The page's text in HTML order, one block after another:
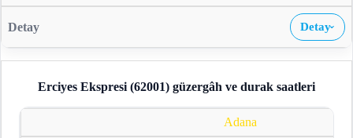
Detay›
Erciyes Ekspresi (62001) güzergâh ve durak saatleri
Adana